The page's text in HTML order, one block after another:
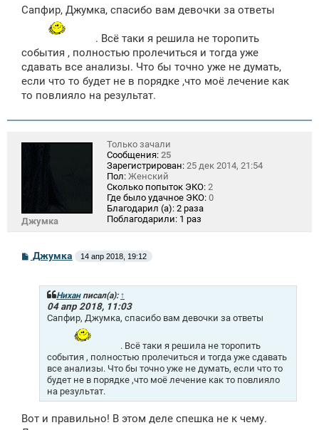
б
и
Сапфир, Джумка, спасибо вам девочки за ответы
. Всё таки я решила не торопить
события , полностью пролечиться и тогда уже
сдавать все анализы. Что бы точно уже не думать,
если что то будет не в порядке ,что моё лечение как
то повлияло на результат.
Джумка
Только зачали
Сообщения: 25
Зарегистрирован: 25 дек 2014, 21:54
Пол: Женский
Сколько попыток ЭКО: 2
Где было удачное ЭКО: 0
Благодарил (а): 2 раза
Поблагодарили: 1 раз
С
Джумка 14 апр 2018, 19:12
Ниханписал(а): ↑
04 апр 2018, 11:03
Сапфир, Джумка, спасибо вам девочки за ответы
. Всё таки я решила не торопить
события , полностью пролечиться и тогда уже сдавать
все анализы. Что бы точно уже не думать, если что то
будет не в порядке ,что моё лечение как то повлияло
на результат.
Вот и правильно! В этом деле спешка не к чему.